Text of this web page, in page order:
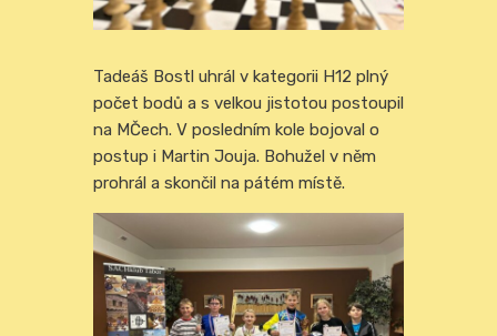
Tadeáš Bostl uhrál v kategorii H12 plný
počet bodů a s velkou jistotou postoupil
na MČech. V posledním kole bojoval o
postup i Martin Jouja. Bohužel v něm
prohrál a skončil na pátém místě.